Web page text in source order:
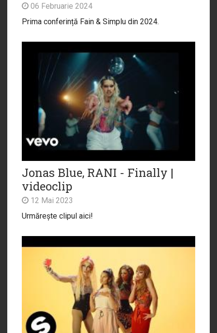
06 Februarie 2024
Prima conferință Fain & Simplu din 2024.
Jonas Blue, RANI - Finally |
videoclip
12 Mai 2023
Urmărește clipul aici!